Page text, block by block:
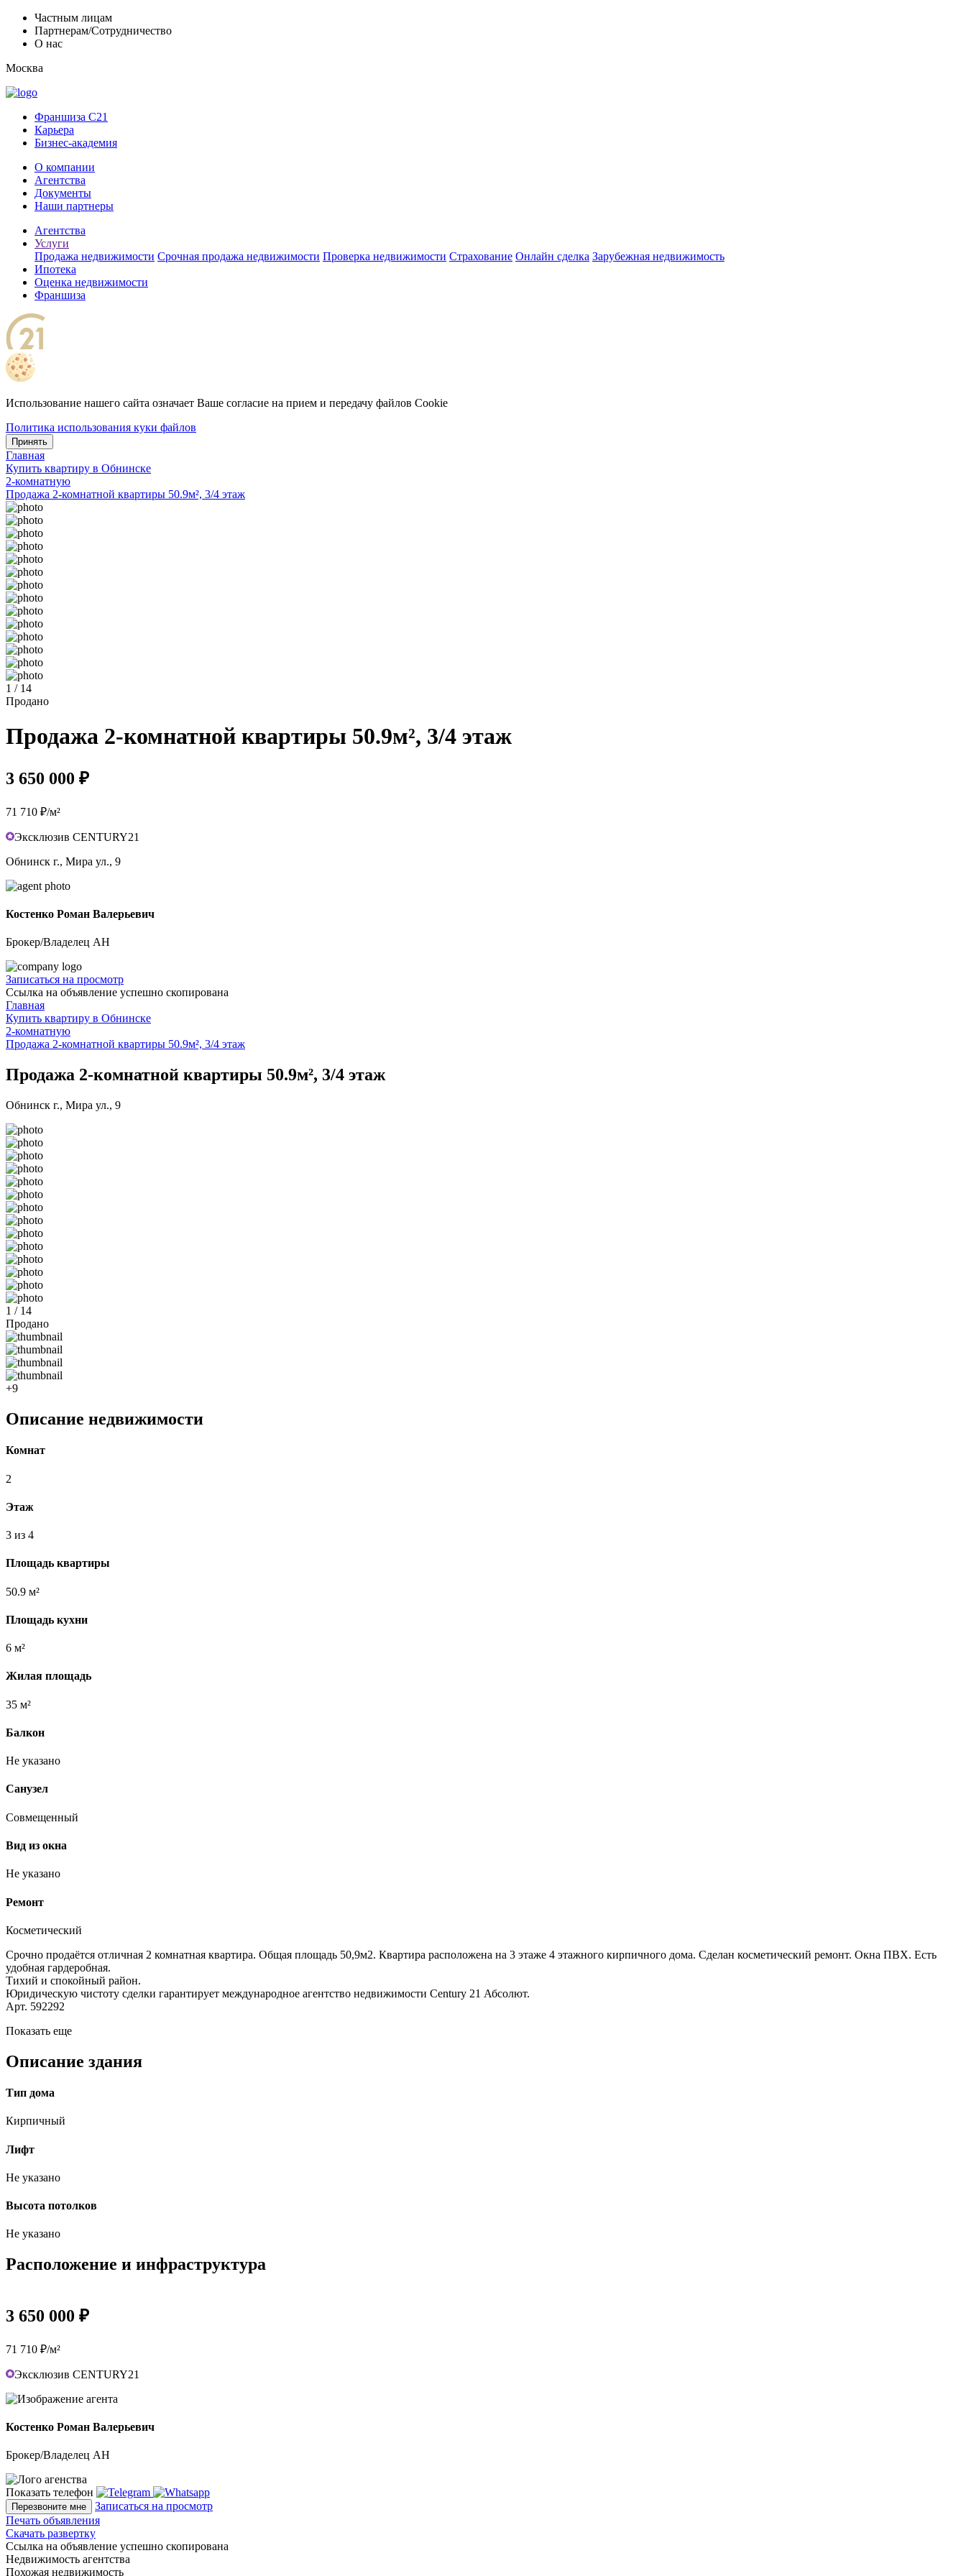
Частным лицам
Партнерам/Сотрудничество
О нас
Москва
Франшиза C21
Карьера
Бизнес-академия
О компании
Агентства
Документы
Наши партнеры
Агентства
Услуги
Продажа недвижимости Срочная продажа недвижимости Проверка недвижимости Страхование Онлайн сделка Зарубежная недвижимость
Ипотека
Оценка недвижимости
Франшиза
Использование нашего сайта означает Ваше согласие на прием и передачу файлов Cookie
Политика использования куки файлов
Принять
Главная
Купить квартиру в Обнинске
2-комнатную
Продажа 2-комнатной квартиры 50.9м², 3/4 этаж
1 / 14
Продано
Продажа 2-комнатной квартиры 50.9м², 3/4 этаж
3 650 000 ₽
71 710 ₽/м²
Эксклюзив CENTURY21
Обнинск г., Мира ул., 9
Костенко Роман Валерьевич
Брокер/Владелец АН
Записаться на просмотр
Ссылка на объявление успешно скопирована
Главная
Купить квартиру в Обнинске
2-комнатную
Продажа 2-комнатной квартиры 50.9м², 3/4 этаж
Продажа 2-комнатной квартиры 50.9м², 3/4 этаж
Обнинск г., Мира ул., 9
1 / 14
Продано
+9
Описание недвижимости
Комнат
2
Этаж
3 из 4
Площадь квартиры
50.9 м²
Площадь кухни
6 м²
Жилая площадь
35 м²
Балкон
Не указано
Санузел
Совмещенный
Вид из окна
Не указано
Ремонт
Косметический
Срочно продаётся отличная 2 комнатная квартира. Общая площадь 50,9м2. Квартира расположена на 3 этаже 4 этажного кирпичного дома. Сделан косметический ремонт. Окна ПВХ. Есть
удобная гардеробная.
Тихий и спокойный район.
Юридическую чистоту сделки гарантирует международное агентство недвижимости Century 21 Абсолют.
Арт. 592292
Показать еще
Описание здания
Тип дома
Кирпичный
Лифт
Не указано
Высота потолков
Не указано
Расположение и инфраструктура
3 650 000 ₽
71 710 ₽/м²
Эксклюзив CENTURY21
Костенко Роман Валерьевич
Брокер/Владелец АН
Показать телефон
Перезвоните мне
Записаться на просмотр
Печать объявления
Скачать развертку
Ссылка на объявление успешно скопирована
Недвижимость агентства
Похожая недвижимость